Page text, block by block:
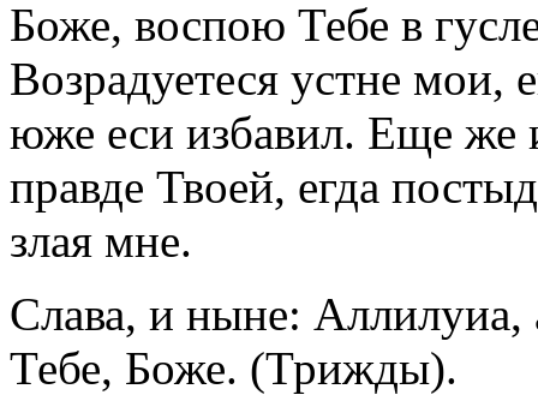
Боже, воспою Тебе в
Возрадуетеся устне
юже еси избавил. Еще же
правде Твоей, егда
злая мне.
Слава, и ныне: Аллилуиа,
Тебе, Боже. (Трижды).